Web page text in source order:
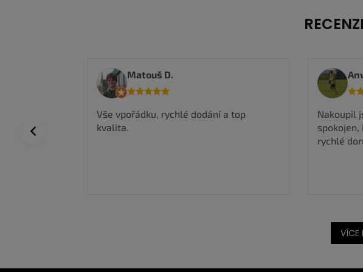
Previous
Anwar I.
Nakoupil jsem zde a jsem velmi
spokojen, kvalitní zboží a super ceny,
Nadmíru
stejné jak
dál
VÍCE